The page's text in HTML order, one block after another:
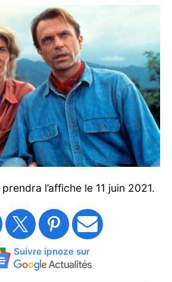
prendra l’affiche le 11 juin 2021.
Suivre ipnoze sur